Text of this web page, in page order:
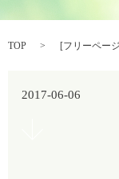
TOP [フリーペー
2017-06-06